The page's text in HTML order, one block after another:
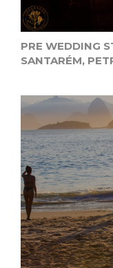
PRE WEDDING
SANTARÉM,